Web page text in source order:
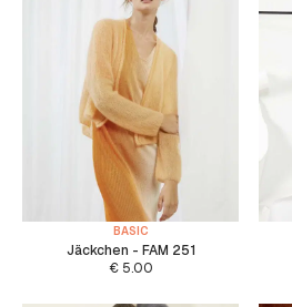
BASIC
Jäckchen - FAM 251
€5.00